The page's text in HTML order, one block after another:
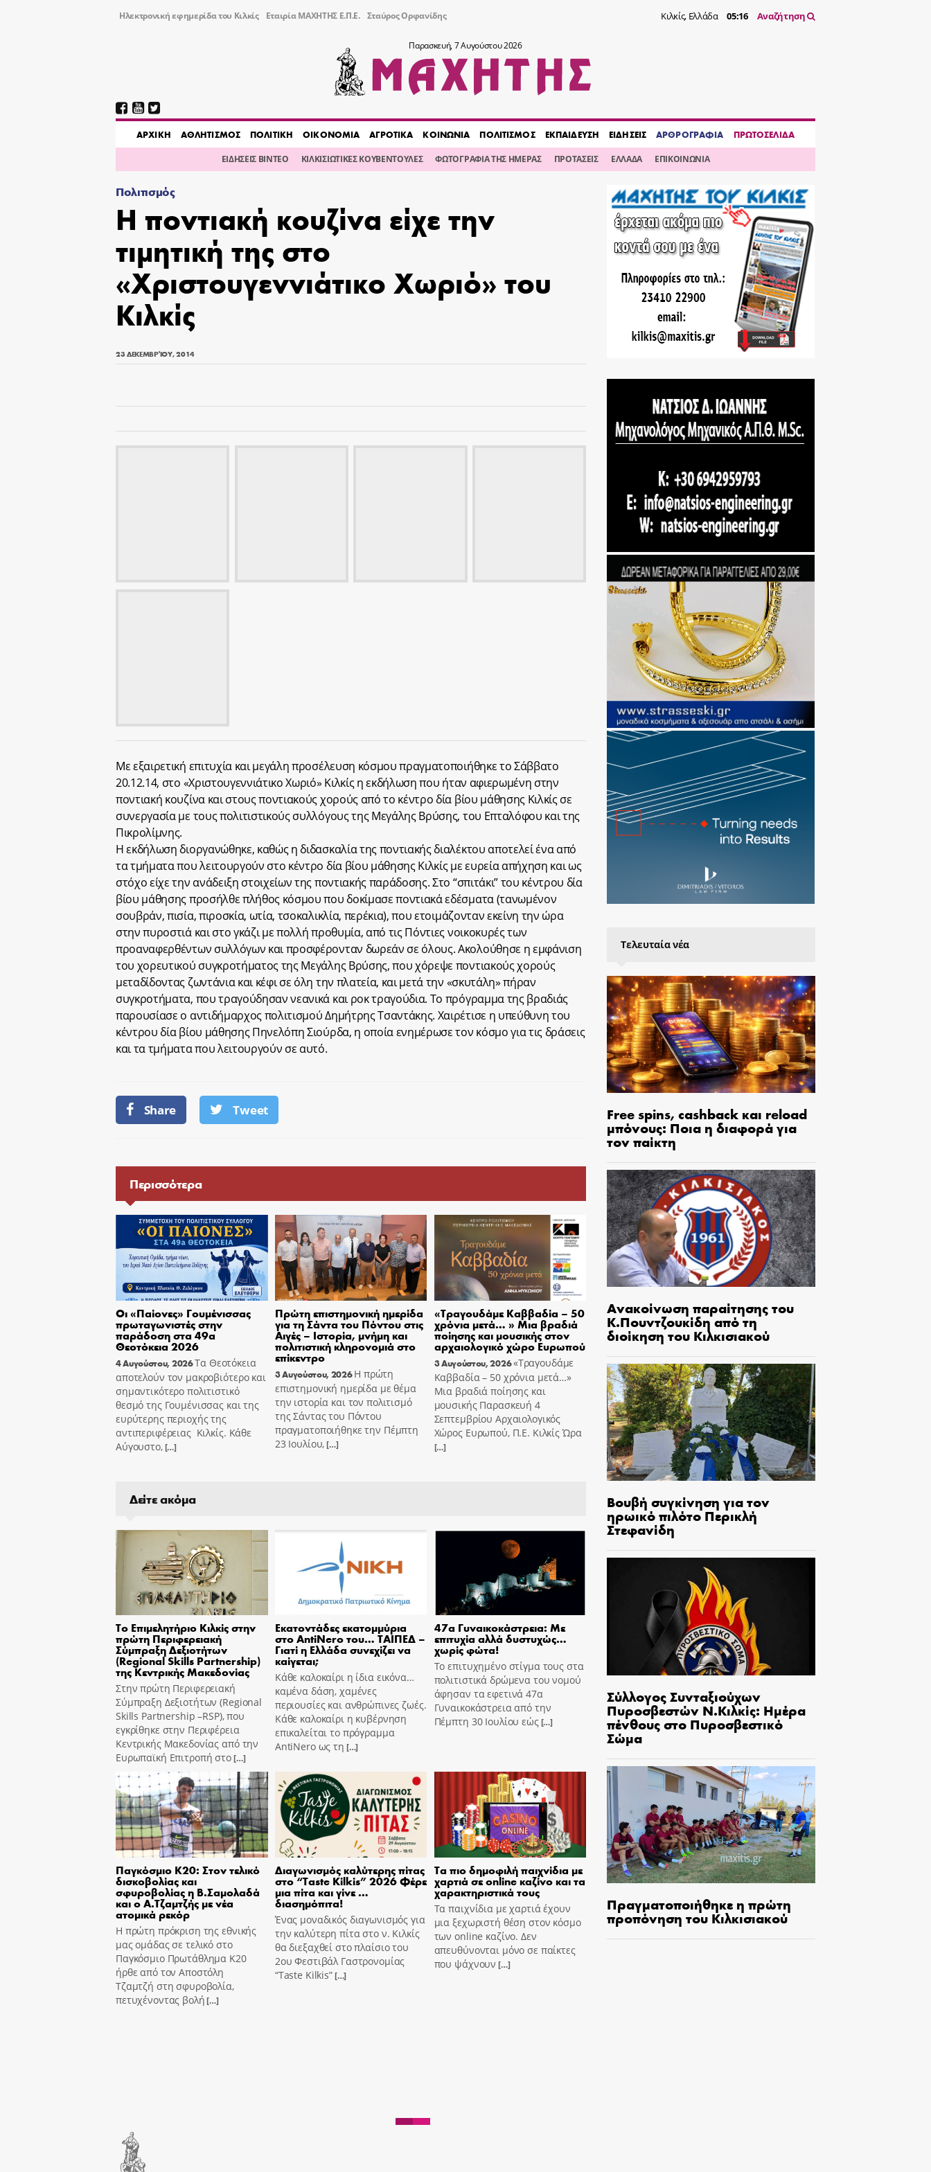
Ηλεκτρονική εφημερίδα του Κιλκίς Εταιρία ΜΑΧΗΤΗΣ Ε.Π.Ε. Σταύρος Ορφανίδης Κιλκίς, Ελλάδα 05:16 Αναζήτηση
Παρασκευή, 7 Αυγούστου 2026
AΡΧΙΚΗ ΑΘΛΗΤΙΣΜΟΣ ΠΟΛΙΤΙΚΗ ΟΙΚΟΝΟΜΙΑ ΑΓΡΟΤΙΚΑ ΚΟΙΝΩΝΙΑ ΠΟΛΙΤΙΣΜΟΣ ΕΚΠΑΙΔΕΥΣΗ ΕΙΔΗΣΕΙΣ ΑΡΘΡΟΓΡΑΦΙΑ ΠΡΩΤΟΣΕΛΙΔΑ
ΕΙΔΗΣΕΙΣ ΒΙΝΤΕΟ ΚΙΛΚΙΣΙΩΤΙΚΕΣ ΚΟΥΒΕΝΤΟΥΛΕΣ ΦΩΤΟΓΡΑΦΙΑ ΤΗΣ ΗΜΕΡΑΣ ΠΡΟΤΑΣΕΙΣ ΕΛΛΑΔΑ ΕΠΙΚΟΙΝΩΝΙΑ
Πολιτισμός
Η ποντιακή κουζίνα είχε την
τιμητική της στο
«Χριστουγεννιάτικο Χωριό» του
Κιλκίς
23 ΔΕΚΕΜΒΡΊΟΥ, 2014
Με εξαιρετική επιτυχία και μεγάλη προσέλευση κόσμου πραγματοποιήθηκε το Σάββατο
20.12.14, στο «Χριστουγεννιάτικο Χωριό» Κιλκίς η εκδήλωση που ήταν αφιερωμένη στην
ποντιακή κουζίνα και στους ποντιακούς χορούς από το κέντρο δία βίου μάθησης Κιλκίς σε
συνεργασία με τους πολιτιστικούς συλλόγους της Μεγάλης Βρύσης, του Επταλόφου και της
Πικρολίμνης.
Η εκδήλωση διοργανώθηκε, καθώς η διδασκαλία της ποντιακής διαλέκτου αποτελεί ένα από
τα τμήματα που λειτουργούν στο κέντρο δία βίου μάθησης Κιλκίς με ευρεία απήχηση και ως
στόχο είχε την ανάδειξη στοιχείων της ποντιακής παράδοσης. Στο “σπιτάκι” του κέντρου δία
βίου μάθησης προσήλθε πλήθος κόσμου που δοκίμασε ποντιακά εδέσματα (τανωμένον
σουβράν, πισία, πιροσκία, ωτία, τσοκαλικλία, περέκια), που ετοιμάζονταν εκείνη την ώρα
στην πυροστιά και στο γκάζι με πολλή προθυμία, από τις Πόντιες νοικοκυρές των
προαναφερθέντων συλλόγων και προσφέρονταν δωρεάν σε όλους. Ακολούθησε η εμφάνιση
του χορευτικού συγκροτήματος της Μεγάλης Βρύσης, που χόρεψε ποντιακούς χορούς
μεταδίδοντας ζωντάνια και κέφι σε όλη την πλατεία, και μετά την «σκυτάλη» πήραν
συγκροτήματα, που τραγούδησαν νεανικά και ροκ τραγούδια. Το πρόγραμμα της βραδιάς
παρουσίασε ο αντιδήμαρχος πολιτισμού Δημήτρης Τσαντάκης. Χαιρέτισε η υπεύθυνη του
κέντρου δία βίου μάθησης Πηνελόπη Σιούρδα, η οποία ενημέρωσε τον κόσμο για τις δράσεις
και τα τμήματα που λειτουργούν σε αυτό.
Share Tweet
Περισσότερα
Οι «Παίονες» Γουμένισσας
πρωταγωνιστές στην
παράδοση στα 49α
Θεοτόκεια 2026
4 Αυγούστου, 2026Τα Θεοτόκεια
αποτελούν τον μακροβιότερο και
σημαντικότερο πολιτιστικό
θεσμό της Γουμένισσας και της
ευρύτερης περιοχής της
αντιπεριφέρειας Κιλκίς. Κάθε
Αύγουστο,[…]
Πρώτη επιστημονική ημερίδα
για τη Σάντα του Πόντου στις
Αιγές – Ιστορία, μνήμη και
πολιτιστική κληρονομιά στο
επίκεντρο
3 Αυγούστου, 2026 Η πρώτη
επιστημονική ημερίδα με θέμα
την ιστορία και τον πολιτισμό
της Σάντας του Πόντου
πραγματοποιήθηκε την Πέμπτη
23 Ιουλίου,[…]
«Τραγουδάμε Καββαδία – 50
χρόνια μετά… » Μια βραδιά
ποίησης και μουσικής στον
αρχαιολογικό χώρο Ευρωπού
3 Αυγούστου, 2026«Τραγουδάμε
Καββαδία – 50 χρόνια μετά…»
Μια βραδιά ποίησης και
μουσικής Παρασκευή 4
Σεπτεμβρίου Αρχαιολογικός
Χώρος Ευρωπού, Π.Ε. Κιλκίς Ώρα
[…]
Δείτε ακόμα
Το Επιμελητήριο Κιλκίς στην
πρώτη Περιφερειακή
Σύμπραξη Δεξιοτήτων
(Regional Skills Partnership)
της Κεντρικής Μακεδονίας
Στην πρώτη Περιφερειακή
Σύμπραξη Δεξιοτήτων (Regional
Skills Partnership –RSP), που
εγκρίθηκε στην Περιφέρεια
Κεντρικής Μακεδονίας από την
Ευρωπαϊκή Επιτροπή στο[…]
Εκατοντάδες εκατομμύρια
στο AntiNero του… ΤΑΙΠΕΔ –
Γιατί η Ελλάδα συνεχίζει να
καίγεται;
Κάθε καλοκαίρι η ίδια εικόνα…
καμένα δάση, χαμένες
περιουσίες και ανθρώπινες ζωές.
Κάθε καλοκαίρι η κυβέρνηση
επικαλείται το πρόγραμμα
AntiNero ως τη […]
47α Γυναικοκάστρεια: Με
επιτυχία αλλά δυστυχώς…
χωρίς φώτα!
Το επιτυχημένο στίγμα τους στα
πολιτιστικά δρώμενα του νομού
άφησαν τα εφετινά 47α
Γυναικοκάστρεια από την
Πέμπτη 30 Ιουλίου εώς[…]
Παγκόσμιο Κ20: Στον τελικό
δισκοβολίας και
σφυροβολίας η Β.Σαμολαδά
και ο Α.Τζαμτζής με νέα
ατομικά ρεκόρ
Η πρώτη πρόκριση της εθνικής
μας ομάδας σε τελικό στο
Παγκόσμιο Πρωτάθλημα Κ20
ήρθε από τον Αποστόλη
Τζαμτζή στη σφυροβολία,
πετυχένοντας βολή[…]
Διαγωνισμός καλύτερης πίτας
στο “Taste Kilkis” 2026 Φέρε
μια πίτα και γίνε …
διασημόπιτα!
Ένας μοναδικός διαγωνισμός για
την καλύτερη πίτα στο ν. Κιλκίς
θα διεξαχθεί στο πλαίσιο του
2ου Φεστιβάλ Γαστρονομίας
“Taste Kilkis”[…]
Τα πιο δημοφιλή παιχνίδια με
χαρτιά σε online καζίνο και τα
χαρακτηριστικά τους
Τα παιχνίδια με χαρτιά έχουν
μια ξεχωριστή θέση στον κόσμο
των online καζίνο. Δεν
απευθύνονται μόνο σε παίκτες
που ψάχνουν […]
Τελευταία νέα
Free spins, cashback και reload
μπόνους: Ποια η διαφορά για
τον παίκτη
Ανακοίνωση παραίτησης του
Κ.Πουντζουκίδη από τη
διοίκηση του Κιλκισιακού
Βουβή συγκίνηση για τον
ηρωικό πιλότο Περικλή
Στεφανίδη
Σύλλογος Συνταξιούχων
Πυροσβεστών Ν.Κιλκίς: Ημέρα
πένθους στο Πυροσβεστικό
Σώμα
Πραγματοποιήθηκε η πρώτη
προπόνηση του Κιλκισιακού